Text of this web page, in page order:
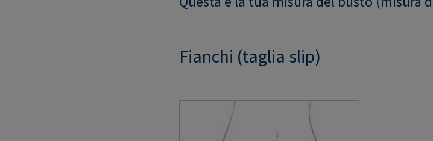
Fianchi (taglia slip)